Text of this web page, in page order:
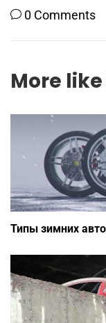
0 Comments
More
Типы зимних